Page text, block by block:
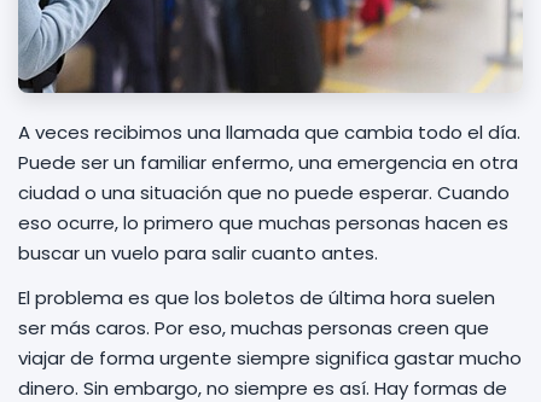
A veces recibimos una llamada que cambia todo el día.
Puede ser un familiar enfermo, una emergencia en otra
ciudad o una situación que no puede esperar. Cuando
eso ocurre, lo primero que muchas personas hacen es
buscar un vuelo para salir cuanto antes.
El problema es que los boletos de última hora suelen
ser más caros. Por eso, muchas personas creen que
viajar de forma urgente siempre significa gastar mucho
dinero. Sin embargo, no siempre es así. Hay formas de